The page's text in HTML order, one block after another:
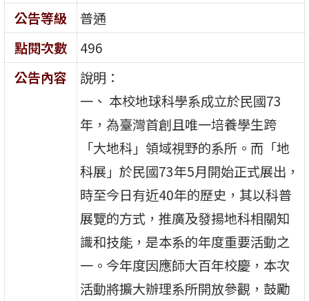
公告等級
普通
點閱次數
496
公告內容
說明：
一、 本校地球科學系成立於民國73
年，為臺灣首創且唯一培養學生跨
「大地科」領域視野的系所。而「地
科展」於民國73年5月開始正式展出，
時至今日有近40年的歷史，其以科普
展覽的方式，推廣及發揚地科相關知
識和技能，是本系的年度重要活動之
一。今年度因應師大百年校慶，本次
活動將擴大辦理系所開放參觀，鼓勵